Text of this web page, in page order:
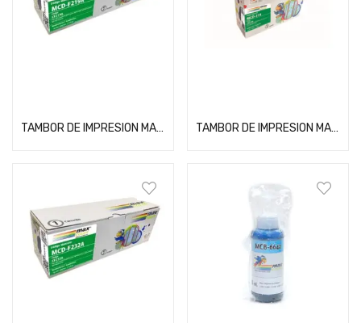
TAMBOR DE IMPRESION MAXCOLOR COMPATIBLE CON HP 19A TAMBOR DE IMPRESION MAXCOLOR COMPATIBLE CON HP 314